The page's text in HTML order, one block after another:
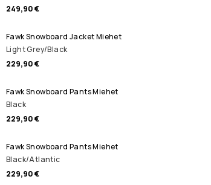
249,90 €
Fawk Snowboard Jacket Miehet
Light Grey/Black
229,90 €
Fawk Snowboard Pants Miehet
Black
229,90 €
Fawk Snowboard Pants Miehet
Black/Atlantic
229,90 €